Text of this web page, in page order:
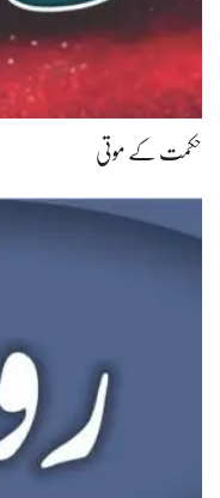
حکمت کے موتی